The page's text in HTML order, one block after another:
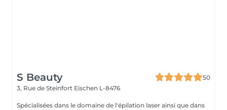
S Beauty
50
3, Rue de Steinfort Eischen L-8476
Spécialisées dans le domaine de l'épilation laser ainsi que dans